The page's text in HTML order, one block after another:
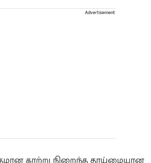
Advertisement